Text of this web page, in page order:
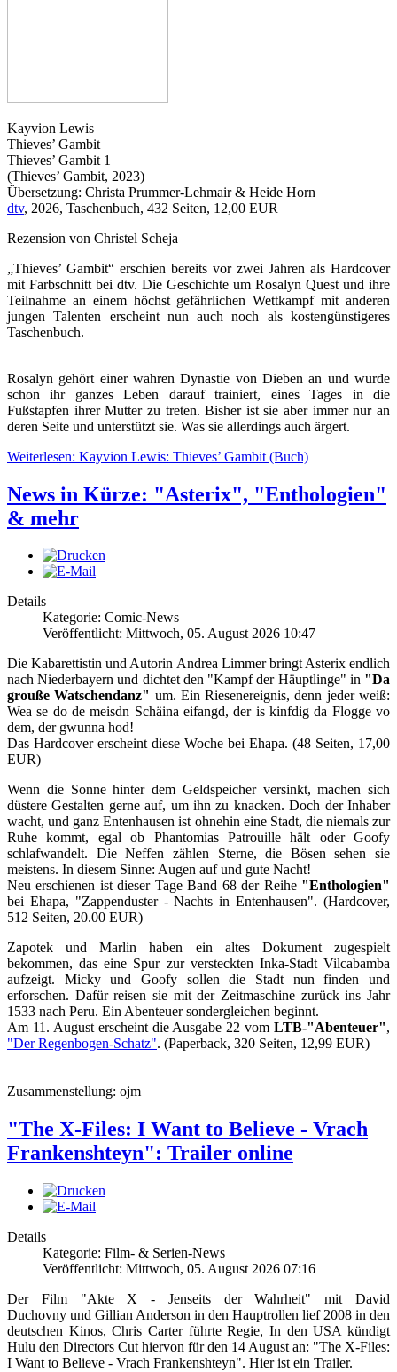
Kayvion Lewis
Thieves’ Gambit
Thieves’ Gambit 1
(Thieves’ Gambit, 2023)
Übersetzung: Christa Prummer-Lehmair & Heide Horn
dtv, 2026, Taschenbuch, 432 Seiten, 12,00 EUR
Rezension von Christel Scheja
„Thieves’ Gambit“ erschien bereits vor zwei Jahren als Hardcover
mit Farbschnitt bei dtv. Die Geschichte um Rosalyn Quest und ihre
Teilnahme an einem höchst gefährlichen Wettkampf mit anderen
jungen Talenten erscheint nun auch noch als kostengünstigeres
Taschenbuch.
Rosalyn gehört einer wahren Dynastie von Dieben an und wurde
schon ihr ganzes Leben darauf trainiert, eines Tages in die
Fußstapfen ihrer Mutter zu treten. Bisher ist sie aber immer nur an
deren Seite und unterstützt sie. Was sie allerdings auch ärgert.
Weiterlesen: Kayvion Lewis: Thieves’ Gambit (Buch)
News in Kürze: "Asterix", "Enthologien"
& mehr
Details
Kategorie: Comic-News
Veröffentlicht: Mittwoch, 05. August 2026 10:47
Die Kabarettistin und Autorin Andrea Limmer bringt Asterix endlich
nach Niederbayern und dichtet den "Kampf der Häuptlinge" in "Da
grouße Watschendanz" um. Ein Riesenereignis, denn jeder weiß:
Wea se do de meisdn Schäina eifangd, der is kinfdig da Flogge vo
dem, der gwunna hod!
Das Hardcover erscheint diese Woche bei Ehapa. (48 Seiten, 17,00
EUR)
Wenn die Sonne hinter dem Geldspeicher versinkt, machen sich
düstere Gestalten gerne auf, um ihn zu knacken. Doch der Inhaber
wacht, und ganz Entenhausen ist ohnehin eine Stadt, die niemals zur
Ruhe kommt, egal ob Phantomias Patrouille hält oder Goofy
schlafwandelt. Die Neffen zählen Sterne, die Bösen sehen sie
meistens. In diesem Sinne: Augen auf und gute Nacht!
Neu erschienen ist dieser Tage Band 68 der Reihe "Enthologien"
bei Ehapa, "Zappenduster - Nachts in Entenhausen". (Hardcover,
512 Seiten, 20.00 EUR)
Zapotek und Marlin haben ein altes Dokument zugespielt
bekommen, das eine Spur zur versteckten Inka-Stadt Vilcabamba
aufzeigt. Micky und Goofy sollen die Stadt nun finden und
erforschen. Dafür reisen sie mit der Zeitmaschine zurück ins Jahr
1533 nach Peru. Ein Abenteuer sondergleichen beginnt.
Am 11. August erscheint die Ausgabe 22 vom LTB-"Abenteuer",
"Der Regenbogen-Schatz". (Paperback, 320 Seiten, 12,99 EUR)
Zusammenstellung: ojm
"The X-Files: I Want to Believe - Vrach
Frankenshteyn": Trailer online
Details
Kategorie: Film- & Serien-News
Veröffentlicht: Mittwoch, 05. August 2026 07:16
Der Film "Akte X - Jenseits der Wahrheit" mit David
Duchovny und Gillian Anderson in den Hauptrollen lief 2008 in den
deutschen Kinos, Chris Carter führte Regie, In den USA kündigt
Hulu den Directors Cut hiervon für den 14 August an: "The X-Files:
I Want to Believe - Vrach Frankenshteyn". Hier ist ein Trailer.